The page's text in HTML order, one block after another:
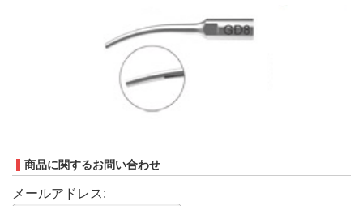
商品に関するお問い合わせ
メールアドレス: